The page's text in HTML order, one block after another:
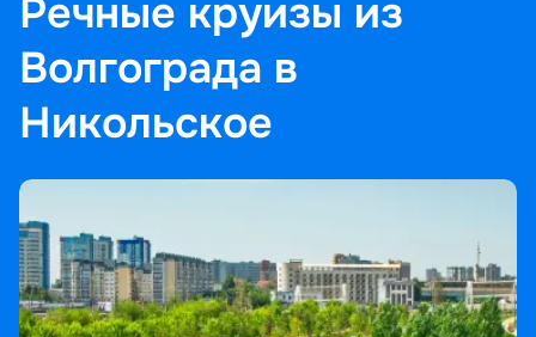
Речные круизы из
Волгограда в
Никольское